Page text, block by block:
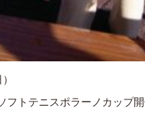
フトテニスポラーノカップ開